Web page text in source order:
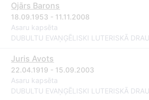
Ojārs Barons
18.09.1953 - 11.11.2008
Asaru kapsēta
DUBULTU EVAŅĢĒLISKI LUTERISKĀ
Juris Avots
22.04.1919 - 15.09.2003
Asaru kapsēta
DUBULTU EVAŅĢĒLISKI LUTERISKĀ